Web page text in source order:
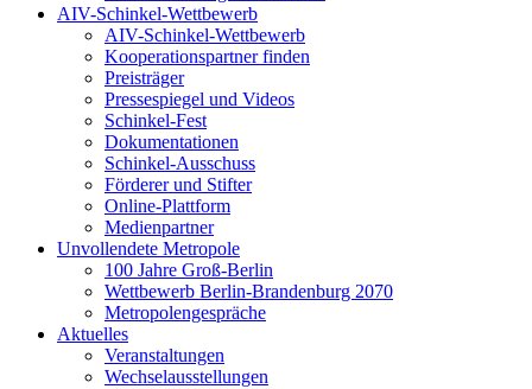
AIV-Schinkel-Wettbewerb
AIV-Schinkel-Wettbewerb
Kooperationspartner finden
Preisträger
Pressespiegel und Videos
Schinkel-Fest
Dokumentationen
Schinkel-Ausschuss
Förderer und Stifter
Online-Plattform
Medienpartner
Unvollendete Metropole
100 Jahre Groß-Berlin
Wettbewerb Berlin-Brandenburg 2070
Metropolengespräche
Aktuelles
Veranstaltungen
Wechselausstellungen